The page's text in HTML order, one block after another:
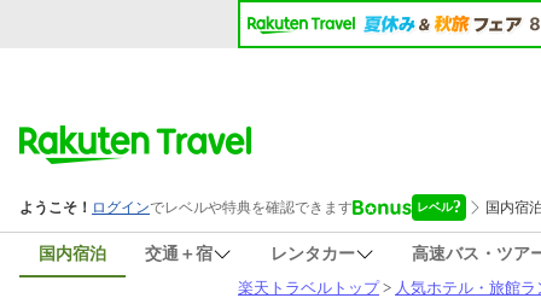
国内宿泊 交通＋宿 レンタカー
高速バス・ツア
楽天トラベルトップ> 人気ホテル・旅館ラ